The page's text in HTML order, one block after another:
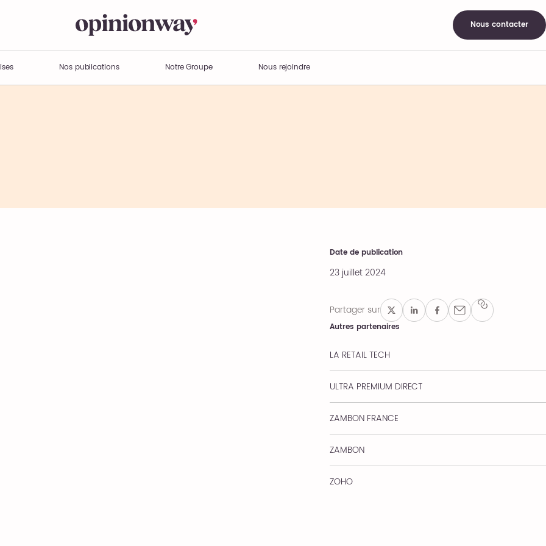
Nous contacter
Nos publications Notre Groupe Nous rejoindre
Date de publication
23 juillet 2024
Partager sur
Autres partenaires
LA RETAIL TECH
ULTRA PREMIUM DIRECT
ZAMBON FRANCE
ZAMBON
ZOHO